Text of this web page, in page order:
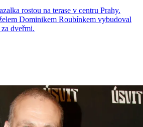
rostou na terase v centru Prahy.
Dominikem Roubínkem vybudoval
dveřmi.